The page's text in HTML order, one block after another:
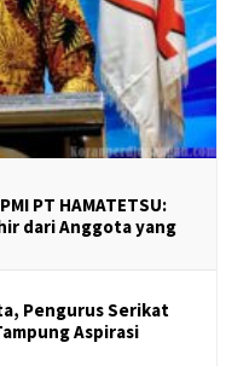
PT HAMATETSU:
dari Anggota yang
Pengurus Serikat
Aspirasi